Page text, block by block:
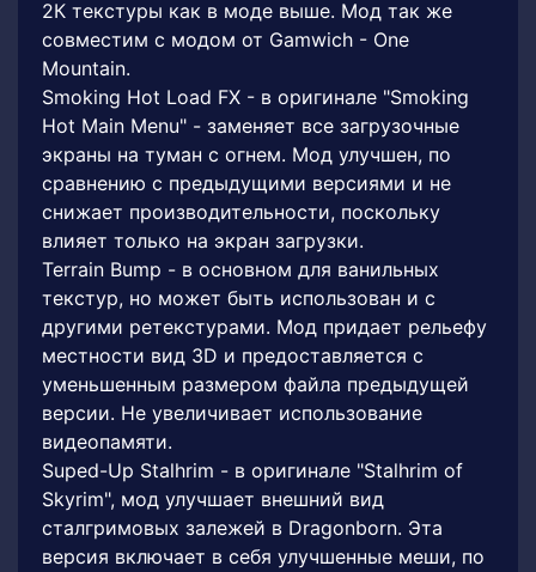
2К текстуры как в моде выше. Мод так же
совместим с модом от Gamwich - One
Mountain.
Smoking Hot Load FX - в оригинале "Smoking
Hot Main Menu" - заменяет все загрузочные
экраны на туман с огнем. Мод улучшен, по
сравнению с предыдущими версиями и не
снижает производительности, поскольку
влияет только на экран загрузки.
Terrain Bump - в основном для ванильных
текстур, но может быть использован и с
другими ретекстурами. Мод придает рельефу
местности вид 3D и предоставляется с
уменьшенным размером файла предыдущей
версии. Не увеличивает использование
видеопамяти.
Suped-Up Stalhrim - в оригинале "Stalhrim of
Skyrim", мод улучшает внешний вид
сталгримовых залежей в Dragonborn. Эта
версия включает в себя улучшенные меши, по